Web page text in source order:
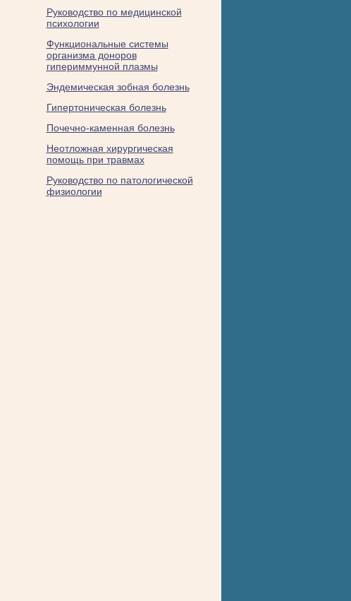
Руководство по медицинской
психологии
Функциональные системы
организма доноров
гипериммунной плазмы
Эндемическая зобная болезнь
Гипертоническая болезнь
Почечно-каменная болезнь
Неотложная хирургическая
помощь при травмах
Руководство по патологической
физиологии